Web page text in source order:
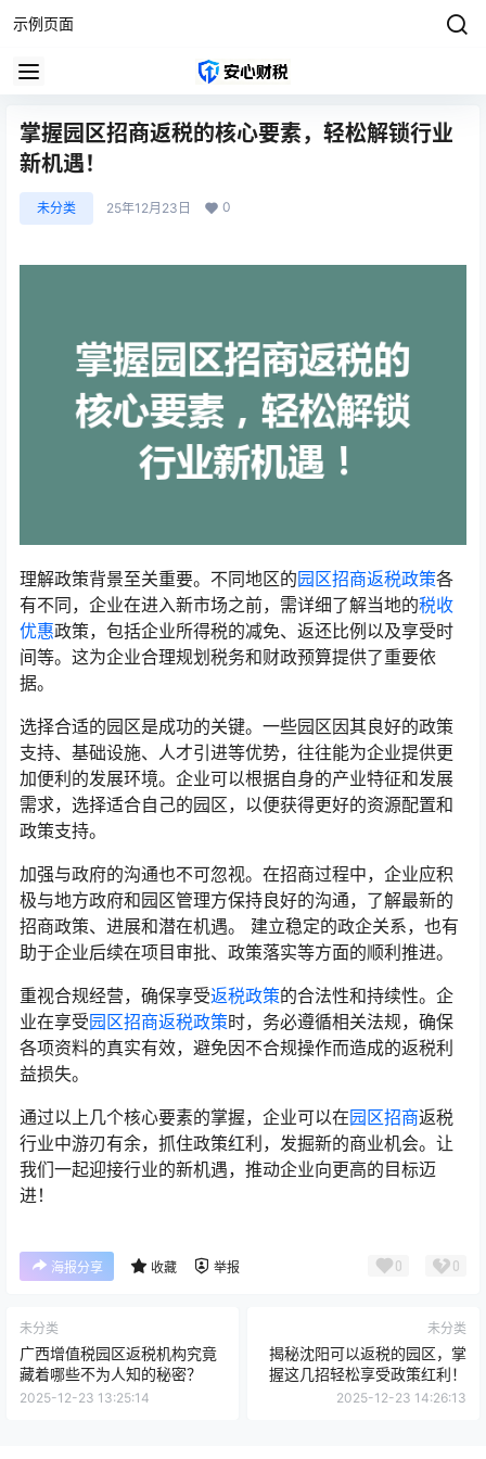
示例页面
掌握园区招商返税的核心要素，轻松解锁行业
新机遇！
未分类 25年12月23日 0
理解政策背景至关重要。不同地区的园区招商返税政策各
有不同，企业在进入新市场之前，需详细了解当地的税收
优惠政策，包括企业所得税的减免、返还比例以及享受时
间等。这为企业合理规划税务和财政预算提供了重要依
据。
选择合适的园区是成功的关键。一些园区因其良好的政策
支持、基础设施、人才引进等优势，往往能为企业提供更
加便利的发展环境。企业可以根据自身的产业特征和发展
需求，选择适合自己的园区，以便获得更好的资源配置和
政策支持。
加强与政府的沟通也不可忽视。在招商过程中，企业应积
极与地方政府和园区管理方保持良好的沟通，了解最新的
招商政策、进展和潜在机遇。 建立稳定的政企关系，也有
助于企业后续在项目审批、政策落实等方面的顺利推进。
重视合规经营，确保享受返税政策的合法性和持续性。企
业在享受园区招商返税政策时，务必遵循相关法规，确保
各项资料的真实有效，避免因不合规操作而造成的返税利
益损失。
通过以上几个核心要素的掌握，企业可以在园区招商返税
行业中游刃有余，抓住政策红利，发掘新的商业机会。让
我们一起迎接行业的新机遇，推动企业向更高的目标迈
进！
海报分享 收藏 举报 0 0
未分类
广西增值税园区返税机构究竟
藏着哪些不为人知的秘密？
2025-12-23 13:25:14
未分类
揭秘沈阳可以返税的园区，掌
握这几招轻松享受政策红利！
2025-12-23 14:26:13